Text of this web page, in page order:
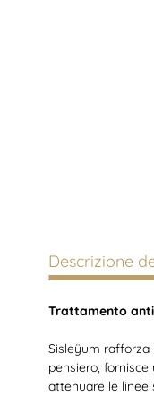
Descrizione
Trattamento
Sisleÿum rafforza
pensiero,
attenuare le linee